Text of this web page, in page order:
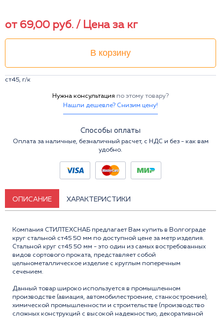
от 69,00 руб. / Цена за кг
В корзину
ст45, г/к
Нужна консультация по этому товару?
Нашли дешевле? Снизим цену!
Способы оплаты
Оплата за наличные, безналичный расчет, с НДС и без - как вам
удобно.
ОПИСАНИЕ ХАРАКТЕРИСТИКИ
Компания СТИЛТЕХСНАБ предлагает Вам купить в Волгограде
круг стальной ст45 50 мм по доступной цене за метр изделия.
Стальной круг ст45 50 мм - это один из самых востребованных
видов сортового проката, представляет собой
цельнометаллическое изделие с круглым поперечным
сечением.
Данный товар широко используется в промышленном
производстве (авиация, автомобилестроение, станкостроение),
химической промышленности и строительстве (производство
сложных конструкций с высокой надежностью, декоративной